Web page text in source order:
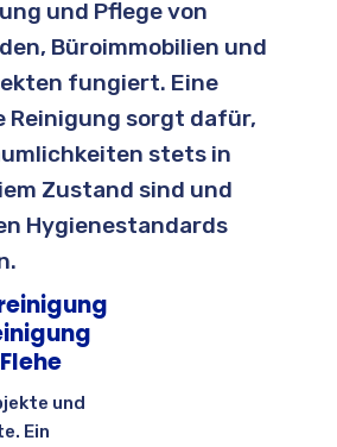
und Pflege von
Büroimmobilien und
fungiert. Eine
Reinigung sorgt dafür,
stets in
Zustand sind und
Hygienestandards
und
Ein